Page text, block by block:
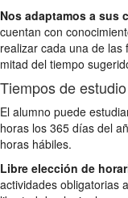
Nos adaptamos a sus
cuentan con
realizar cada una de
mitad del tiempo
Tiempos de estudio
El alumno puede
horas los 365 días del
horas hábiles.
Libre elección de
actividades obligatorias